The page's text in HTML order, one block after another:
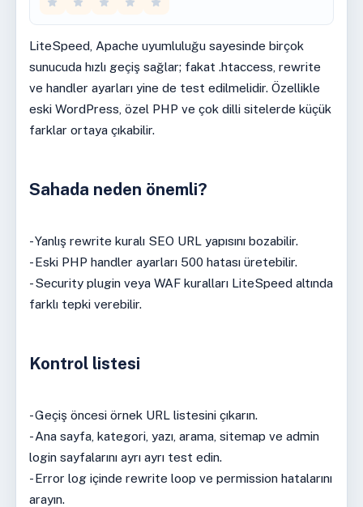
LiteSpeed, Apache uyumluluğu sayesinde birçok
sunucuda hızlı geçiş sağlar; fakat .htaccess, rewrite
ve handler ayarları yine de test edilmelidir. Özellikle
eski WordPress, özel PHP ve çok dilli sitelerde küçük
farklar ortaya çıkabilir.
Sahada neden önemli?
- Yanlış rewrite kuralı SEO URL yapısını bozabilir.
- Eski PHP handler ayarları 500 hatası üretebilir.
- Security plugin veya WAF kuralları LiteSpeed altında
farklı tepki verebilir.
Kontrol listesi
- Geçiş öncesi örnek URL listesini çıkarın.
- Ana sayfa, kategori, yazı, arama, sitemap ve admin
login sayfalarını ayrı ayrı test edin.
- Error log içinde rewrite loop ve permission hatalarını
arayın.